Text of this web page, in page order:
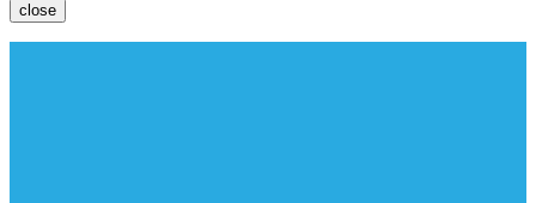
close